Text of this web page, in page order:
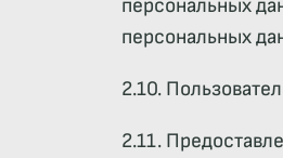
персональных
персональных
2.10.
2.11.